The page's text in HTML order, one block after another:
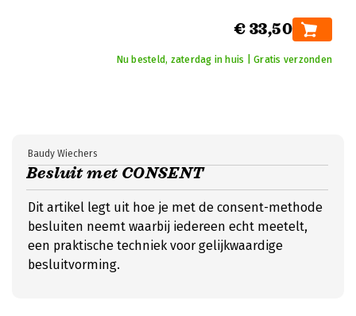
€ 33,50
Nu besteld, zaterdag in huis | Gratis verzonden
Besluit met CONSENT
Baudy Wiechers
Dit artikel legt uit hoe je met de consent-methode
besluiten neemt waarbij iedereen echt meetelt,
een praktische techniek voor gelijkwaardige
besluitvorming.